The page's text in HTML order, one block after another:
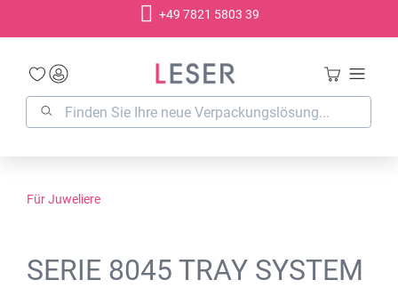
+49 7821 5803 39
Für Juweliere
SERIE 8045 TRAY SYSTEM